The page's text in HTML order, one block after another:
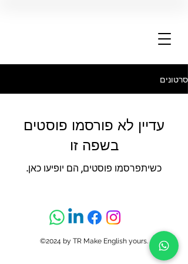
סרטונים
עדיין לא פורסמו פוסטים
בשפה זו
כשיתפרסמו פוסטים, הם יופיעו כאן.
©2024 by TR Make English yours.